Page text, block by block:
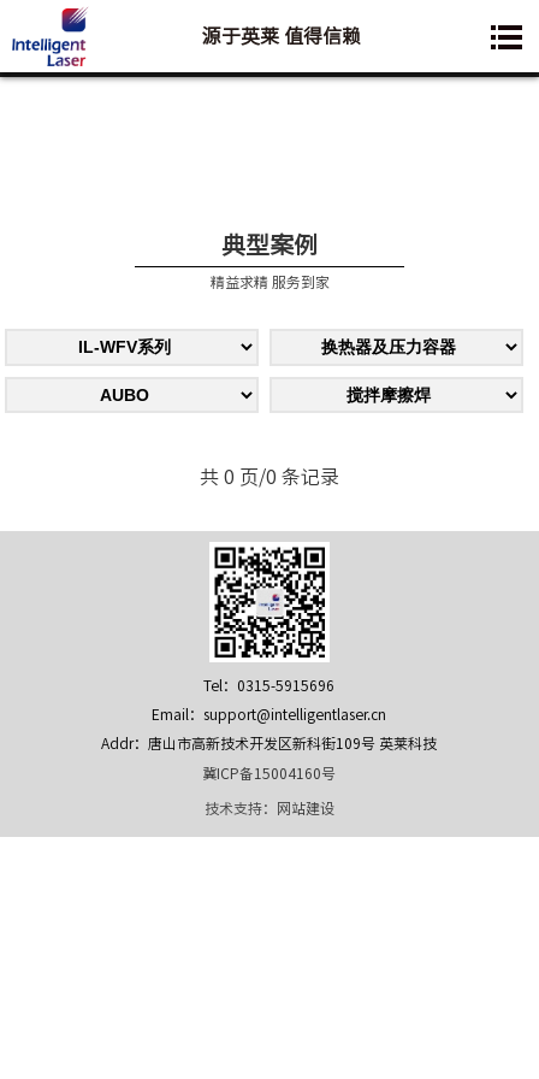
您想要了解的业务是:
源于英莱 值得信赖
典型案例
精益求精 服务到家
共 0 页/0 条记录
Tel：0315-5915696
Email：support@intelligentlaser.cn
Addr：唐山市高新技术开发区新科街109号 英莱科技
冀ICP备15004160号
技术支持： 网站建设